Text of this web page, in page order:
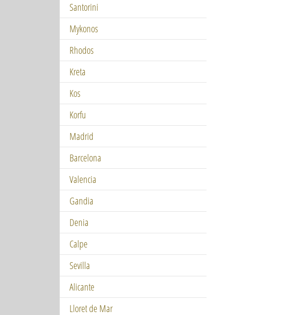
Santorini
Mykonos
Rhodos
Kreta
Kos
Korfu
Madrid
Barcelona
Valencia
Gandia
Denia
Calpe
Sevilla
Alicante
Lloret de Mar